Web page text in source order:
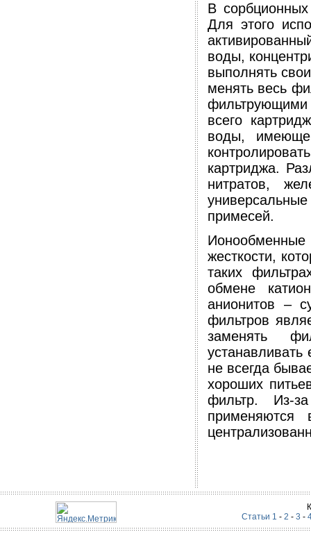
В
Для этого
воды,
выполнять
менять весь
всего
воды,
картриджа.
нитратов,
примесей.
жесткости,
таких
обмене
анионитов –
фильтров
заменять
не всегда
хороших
фильтр. Из-
Статьи 1 - 2 - 3 -